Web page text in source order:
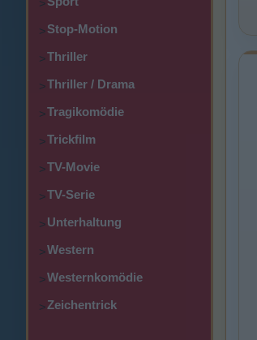
>
>Stop-Motion
>Thriller
>Thriller / Drama
>Tragikomödie
>Trickfilm
>TV-Movie
>TV-Serie
>Unterhaltung
>Western
>Westernkomödie
>Zeichentrick